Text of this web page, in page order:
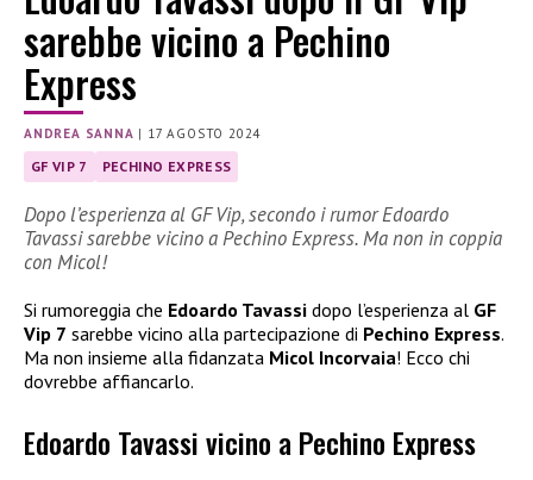
sarebbe vicino a Pechino
Express
ANDREA SANNA | 17 AGOSTO 2024
GF VIP 7 PECHINO EXPRESS
Dopo l’esperienza al GF Vip, secondo i rumor Edoardo
Tavassi sarebbe vicino a Pechino Express. Ma non in coppia
con Micol!
Si rumoreggia che Edoardo Tavassi dopo l’esperienza al GF
Vip 7 sarebbe vicino alla partecipazione di Pechino Express.
Ma non insieme alla fidanzata Micol Incorvaia! Ecco chi
dovrebbe affiancarlo.
Edoardo Tavassi vicino a Pechino Express